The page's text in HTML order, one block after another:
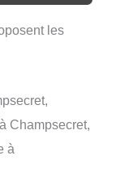
les
Champsecret,
à